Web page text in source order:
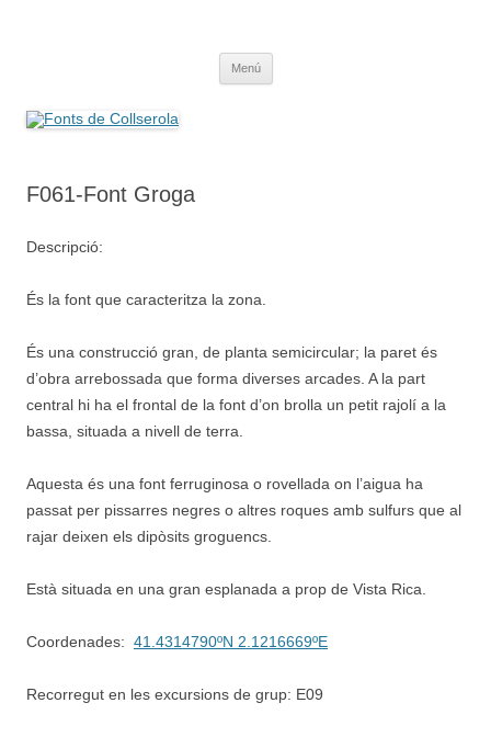
Menú
F061-Font Groga
Descripció:
És la font que caracteritza la zona.
És una construcció gran, de planta semicircular; la paret és
d’obra arrebossada que forma diverses arcades. A la part
central hi ha el frontal de la font d’on brolla un petit rajolí a la
bassa, situada a nivell de terra.
Aquesta és una font ferruginosa o rovellada on l’aigua ha
passat per pissarres negres o altres roques amb sulfurs que al
rajar deixen els dipòsits groguencs.
Està situada en una gran esplanada a prop de Vista Rica.
Coordenades: 41.4314790ºN 2.1216669ºE
Recorregut en les excursions de grup: E09